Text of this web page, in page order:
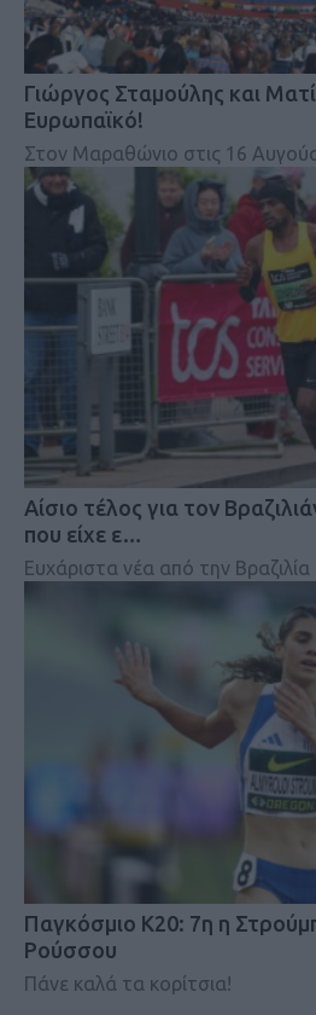
Γιώργος Σταμούλης και
Ευρωπαϊκό!
Στον Μαραθώνιο στις 16
Αίσιο τέλος για τον
που είχε ε…
Ευχάριστα νέα από την Βραζιλία
Παγκόσμιο Κ20: 7η η
Ρούσσου
Πάνε καλά τα κορίτσια!